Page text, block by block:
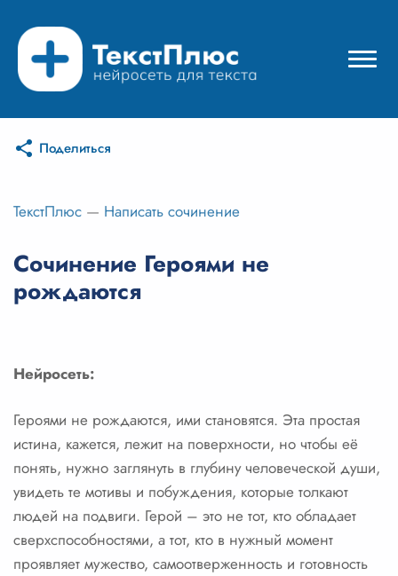
Режимы нейросети
Цены
Вход
Вход с Telegram
Поделиться
ТекстПлюс — Написать сочинение
Сочинение Героями не
рождаются
Нейросеть:
Героями не рождаются, ими становятся. Эта простая
истина, кажется, лежит на поверхности, но чтобы её
понять, нужно заглянуть в глубину человеческой души,
увидеть те мотивы и побуждения, которые толкают
людей на подвиги. Герой – это не тот, кто обладает
сверхспособностями, а тот, кто в нужный момент
проявляет мужество, самоотверженность и готовность